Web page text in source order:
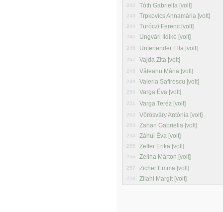
242 Tóth Gabriella [volt]
243 Trpkovics Annamária [volt]
244 Turóczi Ferenc [volt]
245 Ungvári Ildikó [volt]
246 Unterlender Ella [volt]
247 Vajda Zita [volt]
248 Văleanu Mária [volt]
249 Valeria Safirescu [volt]
250 Varga Éva [volt]
251 Varga Teréz [volt]
252 Vörösváry Antónia [volt]
253 Zahan Gabriella [volt]
254 Záhui Éva [volt]
255 Zeffer Erika [volt]
256 Zelina Márton [volt]
257 Zicher Emma [volt]
258 Zilahi Margit [volt]